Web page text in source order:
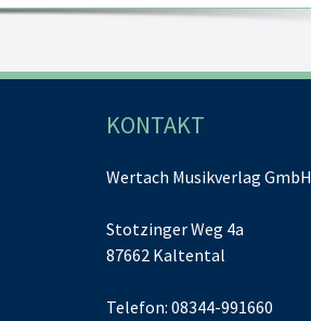
KONTAKT
Wertach Musikverlag GmbH
Stotzinger Weg 4a
87662 Kaltental
Telefon: 08344-991660